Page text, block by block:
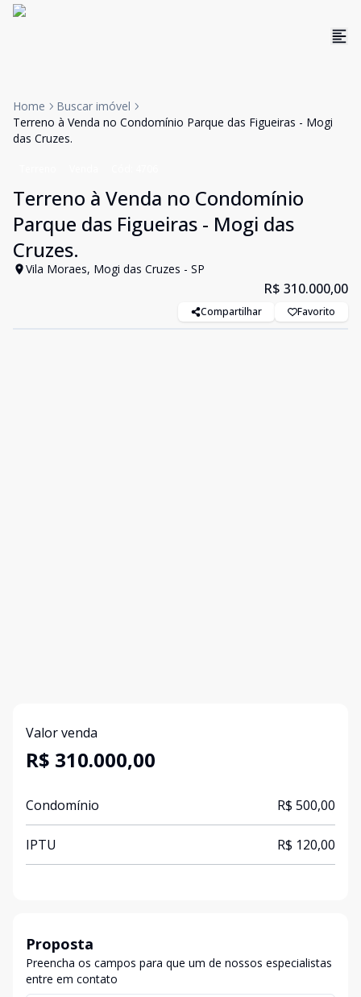
Home
Buscar imóvel
Terreno à Venda no Condomínio Parque das Figueiras - Mogi
das Cruzes.
Terreno à Venda no Condomínio
Parque das Figueiras - Mogi das
Cruzes.
Vila Moraes, Mogi das Cruzes - SP
R$ 310.000,00
Compartilhar Favorito
Valor venda
R$ 310.000,00
Condomínio R$ 500,00
IPTU R$ 120,00
Proposta
Preencha os campos para que um de nossos especialistas
entre em contato